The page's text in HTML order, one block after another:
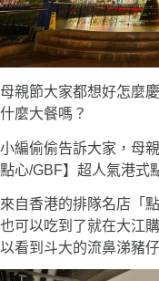
母親節大家都想好怎麼
什麼大餐嗎？
小編偷偷告訴大家，母
點心/GBF】超人氣港式
來自香港的排隊名店「
也可以吃到了就在大江
以看到斗大的流鼻涕豬仔